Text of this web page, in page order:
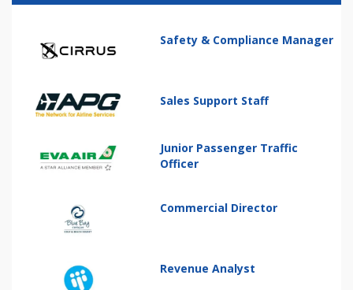
Safety & Compliance Manager
Sales Support Staff
Junior Passenger Traffic
Officer
Commercial Director
Revenue Analyst